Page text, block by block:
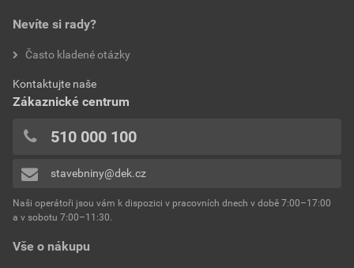
Vše o nákupu
Nevíte si rady?
Často kladené otázky
Kontaktujte naše
Zákaznické centrum
510 000 100
stavebniny@dek.cz
Naši operátoři jsou vám k dispozici v pracovních dnech v době 7:00–17:00
a v sobotu 7:00–11:30.